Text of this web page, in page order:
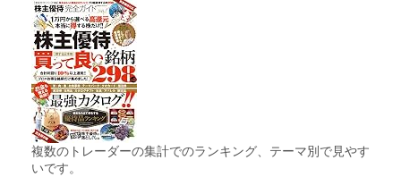
複数のトレーダーの集計でのランキング、テーマ別で見やす
いです。